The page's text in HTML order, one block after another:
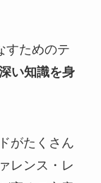
すためのテ
い知識を身
がたくさん
レンス・レ